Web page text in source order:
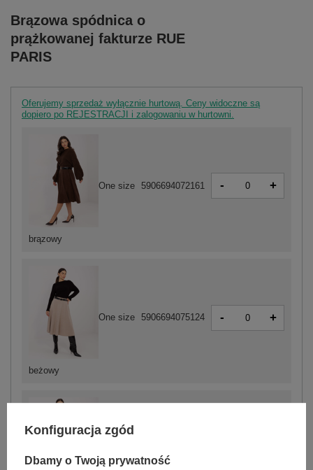
Brązowa spódnica o
prążkowanej fakturze RUE
PARIS
Oferujemy sprzedaż wyłącznie hurtową. Ceny widoczne są
dopiero po REJESTRACJI i zalogowaniu w hurtowni.
beżowy
One size 5906694075124 - +
brązowy
One size 5906694072161 - +
Konfiguracja zgód
Dbamy o Twoją prywatność